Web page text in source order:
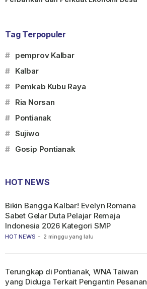
Tag Terpopuler
# pemprov Kalbar
# Kalbar
# Pemkab Kubu Raya
# Ria Norsan
# Pontianak
# Sujiwo
# Gosip Pontianak
HOT NEWS
HOT NEWS - 2 minggu yang lalu
Bikin Bangga Kalbar! Evelyn Romana
Sabet Gelar Duta Pelajar Remaja
Indonesia 2026 Kategori SMP
Terungkap di Pontianak, WNA Taiwan
yang Diduga Terkait Pengantin Pesanan